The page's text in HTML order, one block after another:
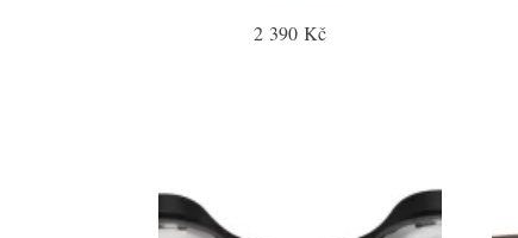
2 390 Kč